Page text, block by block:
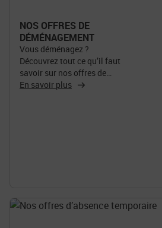
NOS OFFRES DE
DÉMÉNAGEMENT
Vous déménagez ?
Découvrez tout ce qu’il faut
savoir sur nos offres de
transfert de courrier en cas
En savoir plus